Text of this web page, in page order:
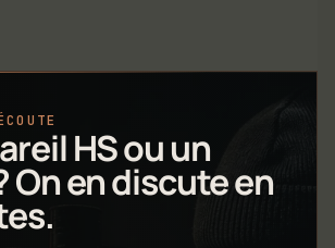
HS ou un
On en discute en